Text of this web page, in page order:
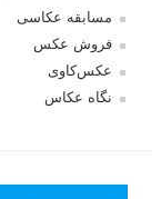
مسابقه عکاسی
فروش عکس
عکس‌کاوی
نگاه عکاس